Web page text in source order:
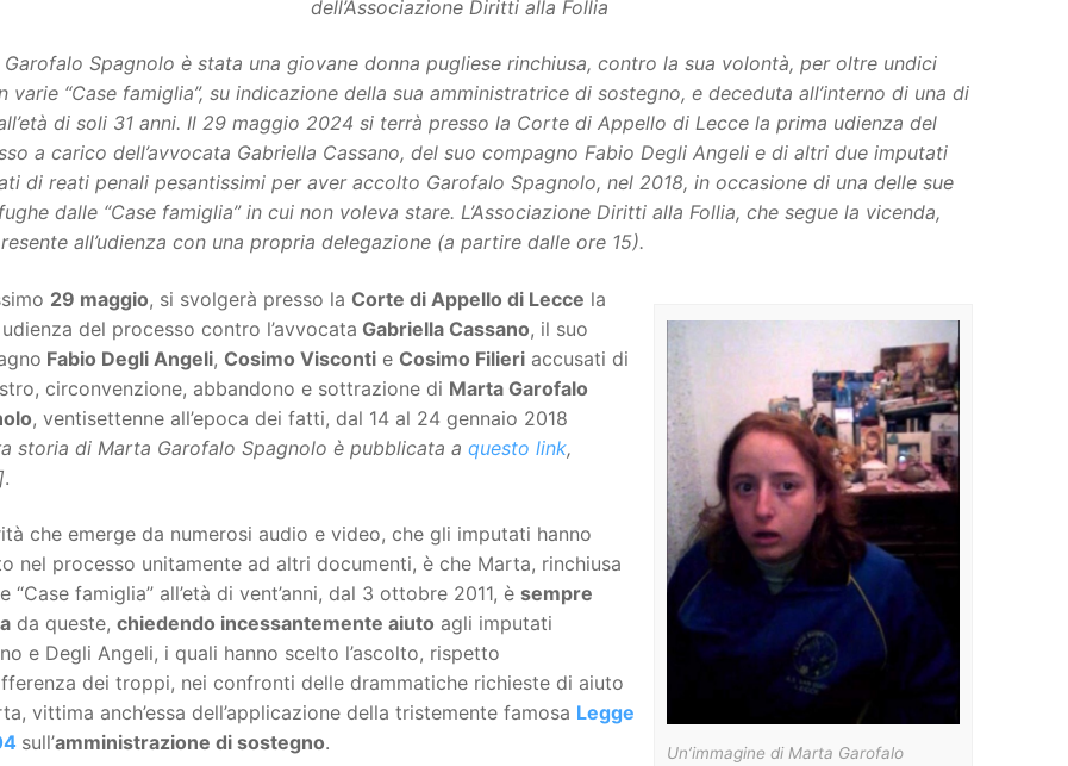
dell’Associazione Diritti alla Follia
Spagnolo è stata una giovane donna pugliese rinchiusa, contro la sua volontà, per oltre undici
varie “Case famiglia”, su indicazione della sua amministratrice di sostegno, e deceduta all’interno di una di
di soli 31 anni. Il 29 maggio 2024 si terrà presso la Corte di Appello di Lecce la prima udienza del
a carico dell’avvocata Gabriella Cassano, del suo compagno Fabio Degli Angeli e di altri due imputati
di reati penali pesantissimi per aver accolto Garofalo Spagnolo, nel 2018, in occasione di una delle sue
dalle “Case famiglia” in cui non voleva stare. L’Associazione Diritti alla Follia, che segue la vicenda,
all’udienza con una propria delegazione (a partire dalle ore 15).
Un’immagine di Marta Garofalo
29 maggio, si svolgerà presso la Corte di Appello di Lecce la
del processo contro l’avvocata Gabriella Cassano, il suo
Fabio Degli Angeli, Cosimo Visconti e Cosimo Filieri accusati di
circonvenzione, abbandono e sottrazione di Marta Garofalo
, ventisettenne all’epoca dei fatti, dal 14 al 24 gennaio 2018
storia di Marta Garofalo Spagnolo è pubblicata a questo link,
.
che emerge da numerosi audio e video, che gli imputati hanno
nel processo unitamente ad altri documenti, è che Marta, rinchiusa
“Case famiglia” all’età di vent’anni, dal 3 ottobre 2011, è sempre
da queste, chiedendo incessantemente aiuto agli imputati
e Degli Angeli, i quali hanno scelto l’ascolto, rispetto
dei troppi, nei confronti delle drammatiche richieste di aiuto
vittima anch’essa dell’applicazione della tristemente famosa Legge
sull’amministrazione di sostegno.